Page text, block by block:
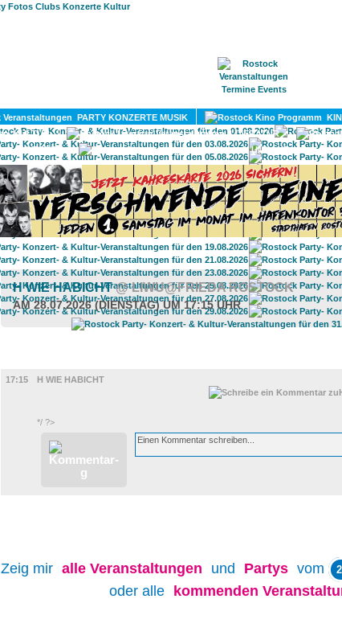
PARTY KONZERTE MUSIK
KULTUR
LITERATUR
DIVERSES
UMLAND
H WIE HABICHT@ LIWU@FRIEDA ROSTOCK
AM 28.07.2026 (DIENSTAG) UM 17:15 UHR
17:15
H WIE HABICHT
*/ ?>
Zeig mir alle Veranstaltungen und Partys vom
oder alle
kommenden